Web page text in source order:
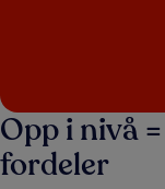
Opp i nivå
fordeler